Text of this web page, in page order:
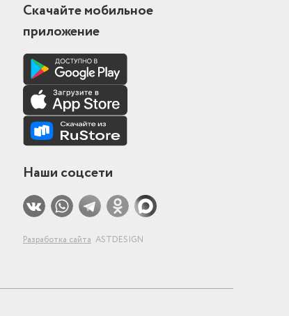
Скачайте мобильное
приложение
Наши соцсети
Разработка сайта ASTDESIGN